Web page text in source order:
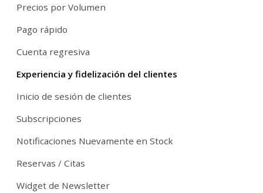
Precios por Volumen
Pago rápido
Cuenta regresiva
Experiencia y fidelización del clientes
Inicio de sesión de clientes
Subscripciones
Notificaciones Nuevamente en Stock
Reservas / Citas
Widget de Newsletter